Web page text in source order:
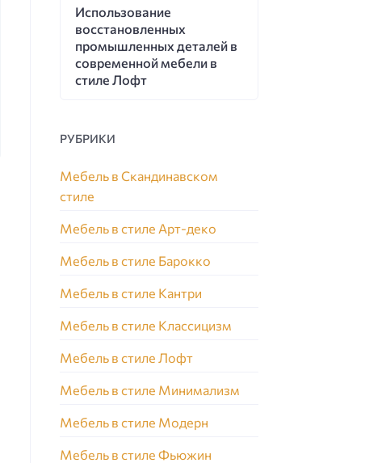
Использование
восстановленных
промышленных деталей в
современной мебели в
стиле Лофт
РУБРИКИ
Мебель в Скандинавском
стиле
Мебель в стиле Арт-деко
Мебель в стиле Барокко
Мебель в стиле Кантри
Мебель в стиле Классицизм
Мебель в стиле Лофт
Мебель в стиле Минимализм
Мебель в стиле Модерн
Мебель в стиле Фьюжин